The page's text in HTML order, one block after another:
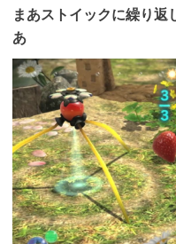
まあストイックに繰り返
あ